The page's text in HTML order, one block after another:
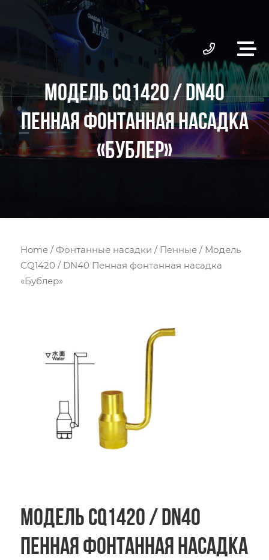
МОДЕЛЬ CQ1420 / DN40
ПЕННАЯ ФОНТАННАЯ НАСАДКА
«БУБЛЕР»
Home /Фонтанные насадки / Пенные / Модель
CQ1420 / DN40 Пенная фонтанная насадка
«Бублер»
Модель CQ1420 / DN40
Пенная фонтанная насадка